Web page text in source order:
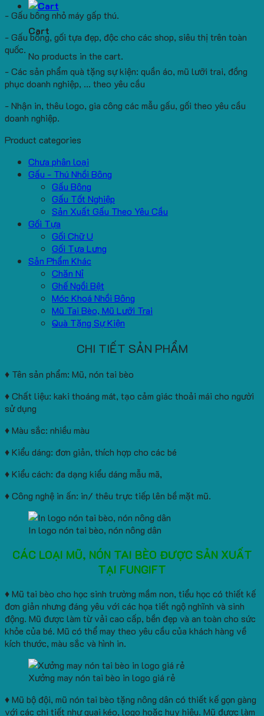
Cart
No products in the cart.
- Gấu bông nhỏ máy gấp thú.
- Gấu bông, gối tựa đẹp, độc cho các shop, siêu thị trên toàn
quốc.
- Các sản phẩm quà tặng sự kiện: quần áo, mũ lưỡi trai, đồng
phục doanh nghiệp, ... theo yêu cầu
- Nhận in, thêu logo, gia công các mẫu gấu, gối theo yêu cầu
doanh nghiệp.
Product categories
Chưa phân loại
Gấu - Thú Nhồi Bông
Gấu Bông
Gấu Tốt Nghiệp
Sản Xuất Gấu Theo Yêu Cầu
Gối Tựa
Gối Chữ U
Gối Tựa Lưng
Sản Phẩm Khác
Chăn Nỉ
Ghế Ngồi Bệt
Móc Khoá Nhồi Bông
Mũ Tai Bèo, Mũ Lưỡi Trai
Quà Tặng Sự Kiện
CHI TIẾT SẢN PHẨM
♦ Tên sản phẩm: Mũ, nón tai bèo
♦ Chất liệu: kaki thoáng mát, tạo cảm giác thoải mái cho người
sử dụng
♦ Màu sắc: nhiều màu
♦ Kiểu dáng: đơn giản, thích hợp cho các bé
♦ Kiểu cách: đa dạng kiểu dáng mẫu mã,
♦ Công nghệ in ấn: in/ thêu trực tiếp lên bề mặt mũ.
In logo nón tai bèo, nón nông dân
CÁC LOẠI MŨ, NÓN TAI BÈO ĐƯỢC SẢN XUẤT
TẠI FUNGIFT
♦ Mũ tai bèo cho học sinh trường mầm non, tiểu học có thiết kế
đơn giản nhưng đáng yêu với các họa tiết ngộ nghĩnh và sinh
động. Mũ được làm từ vải cao cấp, bền đẹp và an toàn cho sức
khỏe của bé. Mũ có thể may theo yêu cầu của khách hàng về
kích thước, màu sắc và hình in.
Xưởng may nón tai bèo in logo giá rẻ
♦ Mũ bộ đội, mũ nón tai bèo tặng nông dân có thiết kế gọn gàng
với các chi tiết như quai kéo, logo hoặc huy hiệu. Mũ được làm